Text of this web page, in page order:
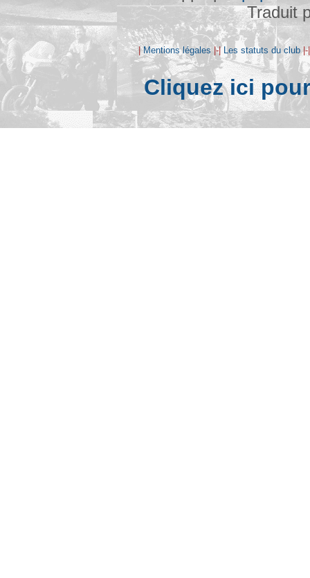
Traduit
|Mentions légales |-| Les statuts du club
Cliquez ici